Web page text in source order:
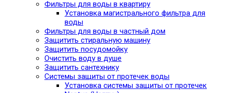
Фильтры для воды в квартиру
Установка магистрального фильтра для
воды
Фильтры для воды в частный дом
Защитить стиральную машину
Защитить посудомойку
Очистить воду в душе
Защитить сантехнику
Системы защиты от протечек воды
Установка системы защиты от протечек